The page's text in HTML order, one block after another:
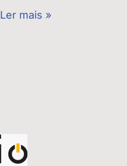
Ler mais »